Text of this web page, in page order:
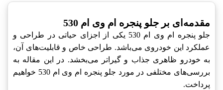
مقدمه‌ای بر جلو پنجره ام وی ام 530
جلو پنجره ام وی ام 530 یکی از اجزای حیاتی در طراحی و
عملکرد این خودروی می‌باشد. طراحی خاص و قابلیت‌های آن،
به خودرو ظاهری جذاب و گیراتر می‌بخشد. در این مقاله به
بررسی‌های مختلفی در مورد جلو پنجره ام وی ام 530 خواهیم
پرداخت.